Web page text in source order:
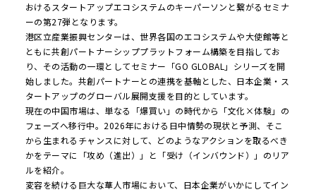
おけるスタートアップエコシステムのキーパーソンと繋がるセミナ
ーの第27弾となります。
港区立産業振興センターは、世界各国のエコシステムや大使館等と
ともに共創パートナーシッププラットフォーム構築を目指してお
り、その活動の一環としてセミナー「GO GLOBAL」シリーズを開
始しました。共創パートナーとの連携を基軸とした、日本企業・ス
タートアップのグローバル展開支援を目的としています。
現在の中国市場は、単なる「爆買い」の時代から「文化×体験」の
フェーズへ移行中。2026年における日中情勢の現状と予測、そこ
から生まれるチャンスに対して、どのようなアクションを取るべき
かをテーマに「攻め（進出）」と「受け（インバウンド）」のリア
ルを紹介。
変容を続ける巨大な華人市場において、日本企業がいかにしてイン